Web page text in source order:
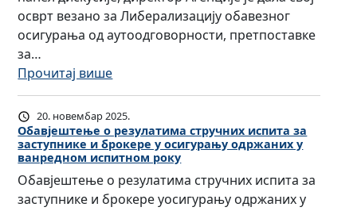
ц
и
е
з
а
о
с
и
г
осврт везано за Либерализацију обавезног
осигурања од аутоодговорности, претпоставке
за…
Прочитај више:
Д
и
р
е
к
т
о
20. новембар 2025.
Обавјештење о резулатима стручних испита за
заступнике и брокере у осигурању одржаних у
ванредном испитном року
Обавјештење о резулатима стручних испита за
заступнике и брокере уосигурању одржаних у